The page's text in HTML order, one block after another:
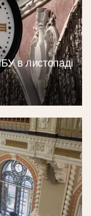
в листопаді